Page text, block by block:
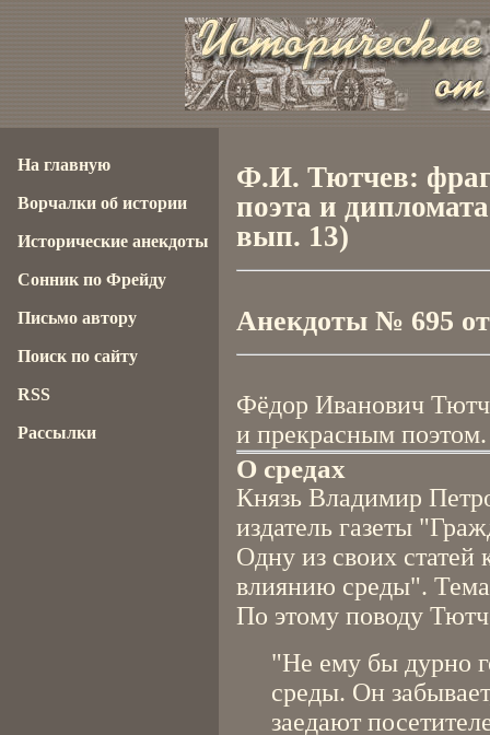
Ф.И. Тютчев:
поэта и
вып. 13)
Анекдоты № 695 от
Фёдор Иванович
и прекрасным поэтом.
О средах
Князь Владимир
издатель газеты
Одну из своих статей
влиянию среды".
По этому поводу
"Не ему бы дурно
среды. Он
заедают
На главную
Ворчалки об истории
Исторические анекдоты
Сонник по Фрейду
Письмо автору
Поиск по сайту
RSS
Рассылки